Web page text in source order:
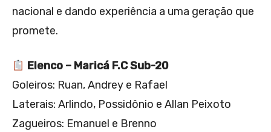
nacional e dando experiência a uma geração que
promete.
Elenco – Maricá F.C Sub-20
Goleiros: Ruan, Andrey e Rafael
Laterais: Arlindo, Possidônio e Allan Peixoto
Zagueiros: Emanuel e Brenno